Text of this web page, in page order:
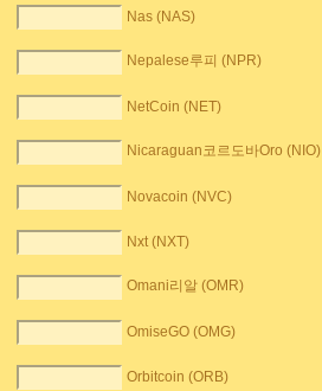
Nas (NAS)
Nepalese루피 (NPR)
NetCoin (NET)
Nicaraguan코르도바Oro (NIO)
Novacoin (NVC)
Nxt (NXT)
Omani리알 (OMR)
OmiseGO (OMG)
Orbitcoin (ORB)